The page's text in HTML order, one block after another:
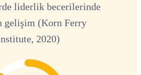
liderlik becerilerinde
gelişim (Korn Ferry
2020)